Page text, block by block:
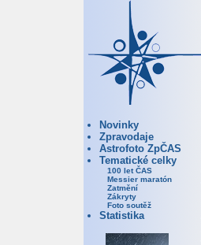
Novinky
Zpravodaje
Astrofoto ZpČAS
Tematické celky
100 let ČAS
Messier maratón
Zatmění
Zákryty
Foto soutěž
Statistika